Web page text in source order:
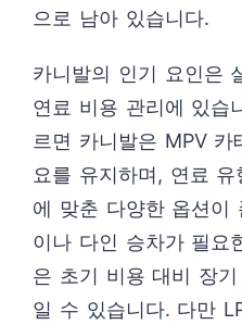
으로 남아 있습니다.
카니발의 인기 요인은
연료 비용 관리에 있습
르면 카니발은 MPV
요를 유지하며, 연료
에 맞춘 다양한 옵션이
이나 다인 승차가 필요
은 초기 비용 대비 장
일 수 있습니다. 다만